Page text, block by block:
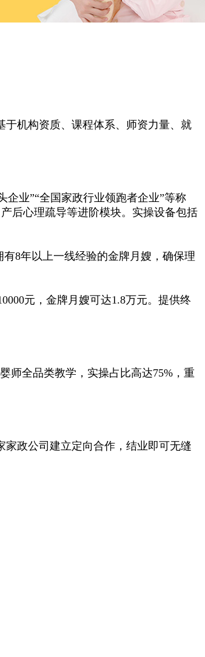
机构资质、课程体系、师资力量、就
业”“全国家政行业领跑者企业”等称
后心理疏导等进阶模块。实操设备包括
8年以上一线经验的金牌月嫂，确保理
元，金牌月嫂可达1.8万元。提供终
全品类教学，实操占比高达75%，重
政公司建立定向合作，结业即可无缝